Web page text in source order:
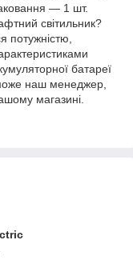
— 1 шт.
світильник?
потужністю,
батареї
наш менеджер,
магазині.